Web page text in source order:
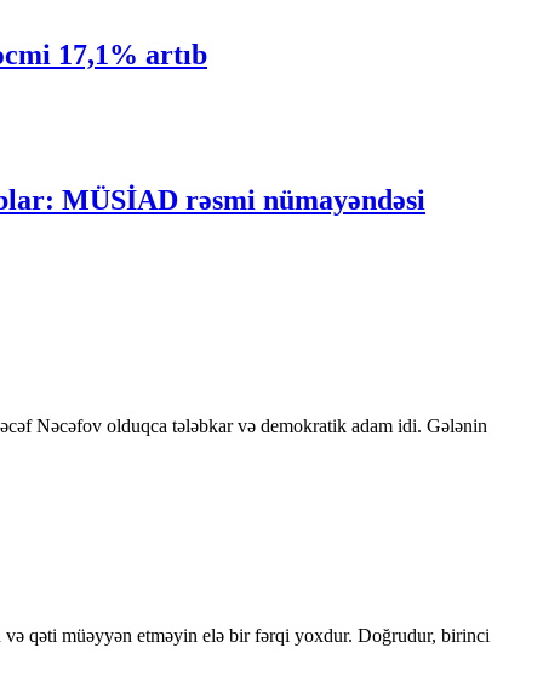
17,1% artıb
MÜSİAD rəsmi nümayəndəsi
Nəcəfov olduqca tələbkar və demokratik adam idi. Gələnin
və qəti müəyyən etməyin elə bir fərqi yoxdur. Doğrudur, birinci